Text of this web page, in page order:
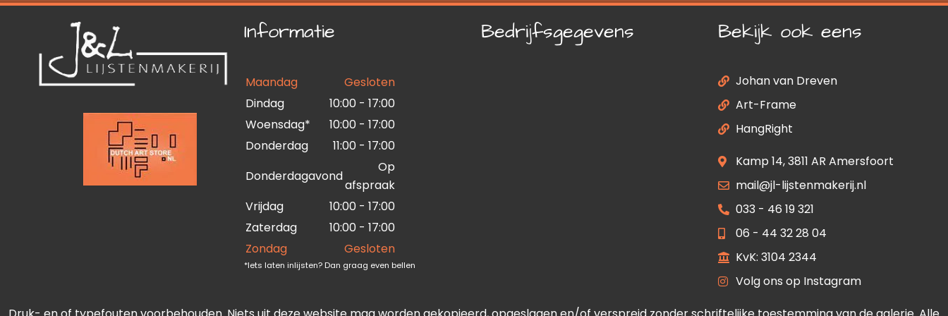
Informatie
Maandag
Gesloten
Dindag
10:00 - 17:00
Woensdag*
10:00 - 17:00
Donderdag
11:00 - 17:00
Donderdagavond
Op
afspraak
Vrijdag
10:00 - 17:00
Zaterdag
10:00 - 17:00
Zondag
Gesloten
*Iets laten inlijsten? Dan graag even bellen
Bedrijfsgegevens Bekijk ook eens
Johan van Dreven
Art-Frame
HangRight
Kamp 14, 3811 AR Amersfoort
mail@jl-lijstenmakerij.nl
033 - 46 19 321
06 - 44 32 28 04
KvK: 3104 2344
Volg ons op Instagram